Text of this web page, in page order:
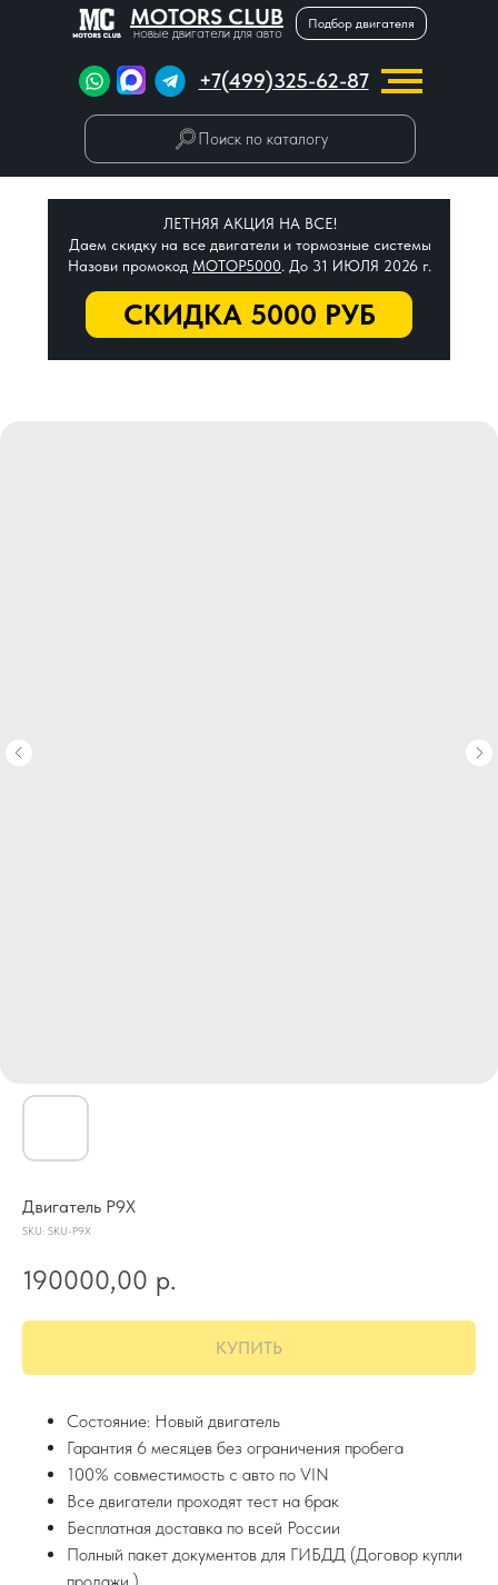
MOTORS CLUB
новые двигатели для авто
Подбор двигателя
+7(499)325-62-87
Поиск по каталогу
СКИДКА 5000 РУБ
ЛЕТНЯЯ АКЦИЯ НА ВСЕ!
Даем скидку на все двигатели и тормозные системы
Назови промокод МОТОР5000. До 31 ИЮЛЯ 2026 г.
Двигатель P9X
SKU: SKU-P9X
190000,00 р.
КУПИТЬ
Состояние: Новый двигатель
Гарантия 6 месяцев без ограничения пробега
100% совместимость с авто по VIN
Все двигатели проходят тест на брак
Бесплатная доставка по всей России
Полный пакет документов для ГИБДД (Договор купли